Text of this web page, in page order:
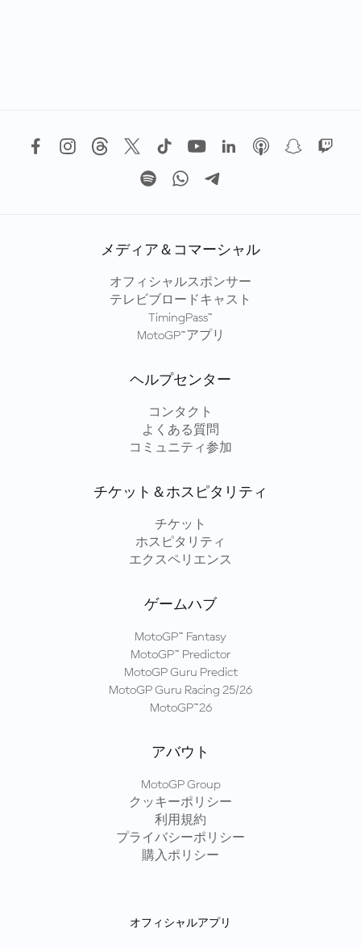
メディア＆コマーシャル
オフィシャルスポンサー
テレビブロードキャスト
TimingPass™
MotoGP™アプリ
ヘルプセンター
コンタクト
よくある質問
コミュニティ参加
チケット＆ホスピタリティ
チケット
ホスピタリティ
エクスペリエンス
ゲームハブ
MotoGP™ Fantasy
MotoGP™ Predictor
MotoGP Guru Predict
MotoGP Guru Racing 25/26
MotoGP™26
アバウト
MotoGP Group
クッキーポリシー
利用規約
プライバシーポリシー
購入ポリシー
オフィシャルアプリ